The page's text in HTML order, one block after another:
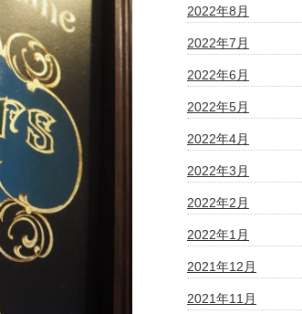
2022年8月
2022年7月
2022年6月
2022年5月
2022年4月
2022年3月
2022年2月
2022年1月
2021年12月
2021年11月